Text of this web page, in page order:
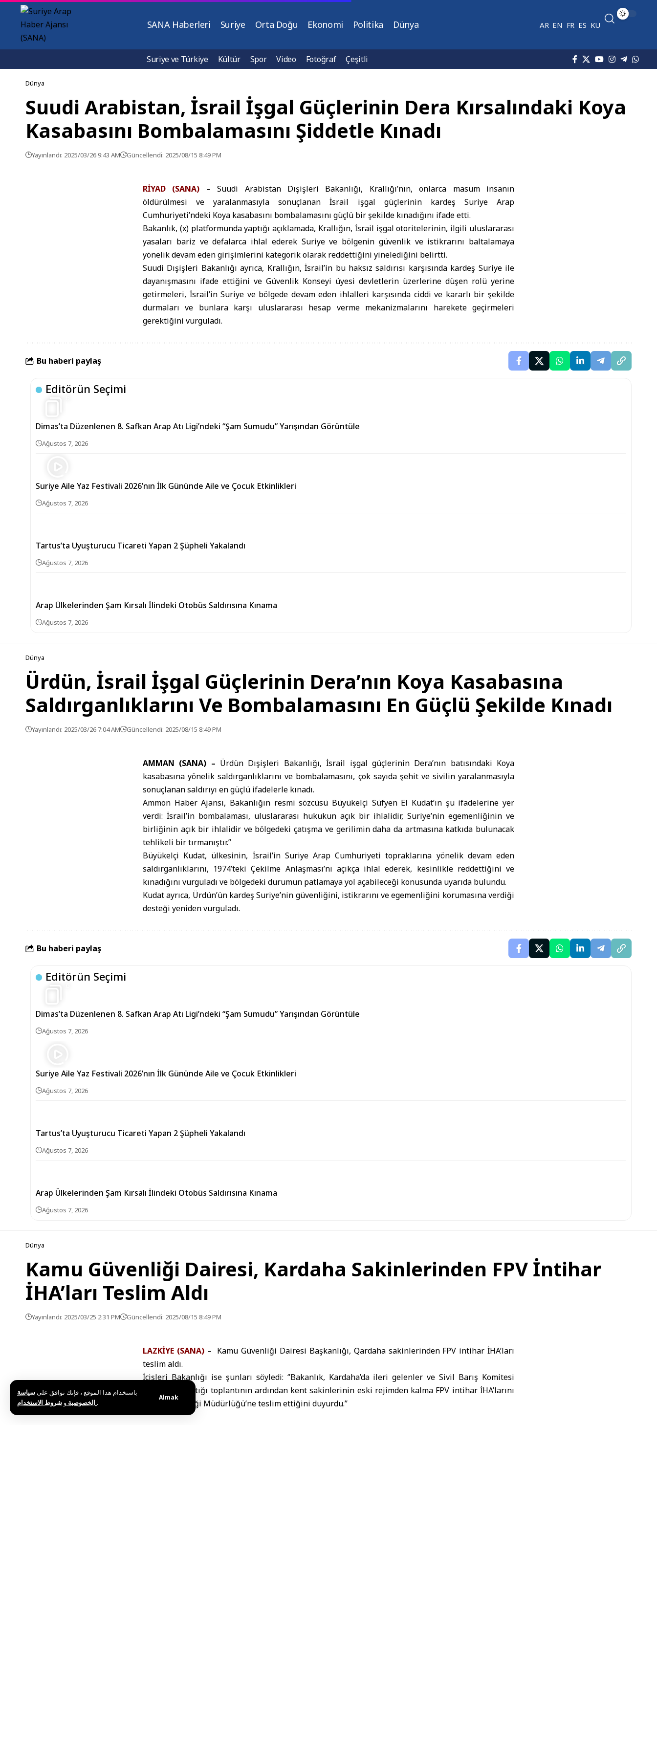
باستخدام هذا الموقع ، فإنك توافق علىسياسة
الخصوصية و .
Almak
SANA Haberleri Suriye Orta Doğu Ekonomi Politika Dünya AR EN FR ES KU
Suriye ve Türkiye Kültür Spor Video Fotoğraf Çeşitli
Dünya
Suudi Arabistan, İsrail İşgal Güçlerinin Dera Kırsalındaki Koya
Kasabasını Bombalamasını Şiddetle Kınadı
Yayınlandı: 2025/03/26 9:43 AM Güncellendi: 2025/08/15 8:49 PM
RİYAD (SANA) – Suudi Arabistan Dışişleri Bakanlığı, Krallığı’nın, onlarca masum insanın
öldürülmesi ve yaralanmasıyla sonuçlanan İsrail işgal güçlerinin kardeş Suriye Arap
Cumhuriyeti’ndeki Koya kasabasını bombalamasını güçlü bir şekilde kınadığını ifade etti.
Bakanlık, (x) platformunda yaptığı açıklamada, Krallığın, İsrail işgal otoritelerinin, ilgili uluslararası
yasaları bariz ve defalarca ihlal ederek Suriye ve bölgenin güvenlik ve istikrarını baltalamaya
yönelik devam eden girişimlerini kategorik olarak reddettiğini yinelediğini belirtti.
Suudi Dışişleri Bakanlığı ayrıca, Krallığın, İsrail’in bu haksız saldırısı karşısında kardeş Suriye ile
dayanışmasını ifade ettiğini ve Güvenlik Konseyi üyesi devletlerin üzerlerine düşen rolü yerine
getirmeleri, İsrail’in Suriye ve bölgede devam eden ihlalleri karşısında ciddi ve kararlı bir şekilde
durmaları ve bunlara karşı uluslararası hesap verme mekanizmalarını harekete geçirmeleri
gerektiğini vurguladı.
Bu haberi paylaş
Editörün Seçimi
Dimas’ta Düzenlenen 8. Safkan Arap Atı Ligi’ndeki “Şam Sumudu” Yarışından Görüntüle
Ağustos 7, 2026
Suriye Aile Yaz Festivali 2026’nın İlk Gününde Aile ve Çocuk Etkinlikleri
Ağustos 7, 2026
Tartus’ta Uyuşturucu Ticareti Yapan 2 Şüpheli Yakalandı
Ağustos 7, 2026
Arap Ülkelerinden Şam Kırsalı İlindeki Otobüs Saldırısına Kınama
Ağustos 7, 2026
Dünya
Ürdün, İsrail İşgal Güçlerinin Dera’nın Koya Kasabasına
Saldırganlıklarını Ve Bombalamasını En Güçlü Şekilde Kınadı
Yayınlandı: 2025/03/26 7:04 AM Güncellendi: 2025/08/15 8:49 PM
AMMAN (SANA) – Ürdün Dışişleri Bakanlığı, İsrail işgal güçlerinin Dera’nın batısındaki Koya
kasabasına yönelik saldırganlıklarını ve bombalamasını, çok sayıda şehit ve sivilin yaralanmasıyla
sonuçlanan saldırıyı en güçlü ifadelerle kınadı.
Ammon Haber Ajansı, Bakanlığın resmi sözcüsü Büyükelçi Süfyen El Kudat’ın şu ifadelerine yer
verdi: İsrail’in bombalaması, uluslararası hukukun açık bir ihlalidir, Suriye’nin egemenliğinin ve
birliğinin açık bir ihlalidir ve bölgedeki çatışma ve gerilimin daha da artmasına katkıda bulunacak
tehlikeli bir tırmanıştır.”
Büyükelçi Kudat, ülkesinin, İsrail’in Suriye Arap Cumhuriyeti topraklarına yönelik devam eden
saldırganlıklarını, 1974’teki Çekilme Anlaşması’nı açıkça ihlal ederek, kesinlikle reddettiğini ve
kınadığını vurguladı ve bölgedeki durumun patlamaya yol açabileceği konusunda uyarıda bulundu.
Kudat ayrıca, Ürdün’ün kardeş Suriye’nin güvenliğini, istikrarını ve egemenliğini korumasına verdiği
desteği yeniden vurguladı.
Bu haberi paylaş
Editörün Seçimi
Dimas’ta Düzenlenen 8. Safkan Arap Atı Ligi’ndeki “Şam Sumudu” Yarışından Görüntüle
Ağustos 7, 2026
Suriye Aile Yaz Festivali 2026’nın İlk Gününde Aile ve Çocuk Etkinlikleri
Ağustos 7, 2026
Tartus’ta Uyuşturucu Ticareti Yapan 2 Şüpheli Yakalandı
Ağustos 7, 2026
Arap Ülkelerinden Şam Kırsalı İlindeki Otobüs Saldırısına Kınama
Ağustos 7, 2026
Dünya
Kamu Güvenliği Dairesi, Kardaha Sakinlerinden FPV İntihar
İHA’ları Teslim Aldı
Yayınlandı: 2025/03/25 2:31 PM Güncellendi: 2025/08/15 8:49 PM
LAZKİYE (SANA) – Kamu Güvenliği Dairesi Başkanlığı, Qardaha sakinlerinden FPV intihar İHA’ları
teslim aldı.
İçişleri Bakanlığı ise şunları söyledi: ‘’Bakanlık, Kardaha’da ileri gelenler ve Sivil Barış Komitesi
üyeleriyle yaptığı toplantının ardından kent sakinlerinin eski rejimden kalma FPV intihar İHA’larını
Kamu Güvenliği Müdürlüğü’ne teslim ettiğini duyurdu.’’